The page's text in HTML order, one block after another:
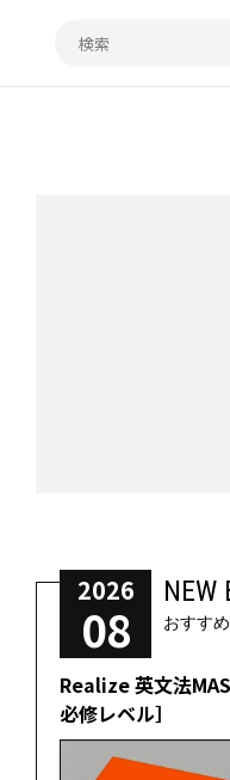
2026
08
NEW
おすす
Realize 英文法
必修レベル］